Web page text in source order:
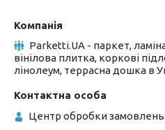
Parketti.UA - паркет,
вінілова плитка, коркові
лінолеум, террасна дошка в
Центр обробки замовлень